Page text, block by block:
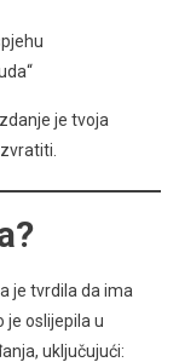
je tvoja
je tvrdila da ima
je oslijepila u
uključujući: